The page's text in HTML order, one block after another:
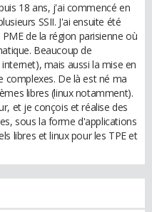
18 ans, j'ai commencé en
SSII. J'ai ensuite été
de la région parisienne où
Beaucoup de
mais aussi la mise en
complexes. De là est né ma
libres (linux notamment).
et je conçois et réalise des
sous la forme d'applications
libres et linux pour les TPE et